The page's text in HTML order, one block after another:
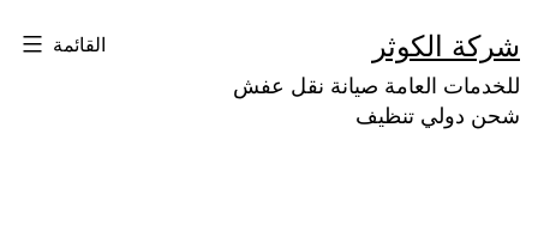
إلى
المحتوى
شركة الكوثر
للخدمات العامة صيانة نقل عفش
شحن دولي تنظيف
القائمة